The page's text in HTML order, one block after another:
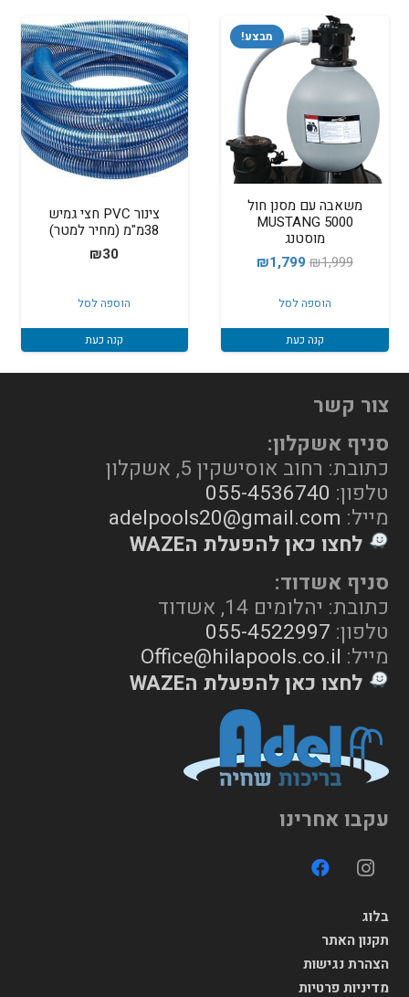
מבצע!
משאבה עם מסנן חול
5000 MUSTANG
מוסטנג
₪1,999
המחיר
היה:
₪1,999.
₪1,799
₪1,799.
הוספה לסל
קנה כעת
צינור PVC חצי גמיש
38מ"מ (מחיר למטר)
₪30
הוספה לסל
קנה כעת
צור קשר
סניף אשקלון:
כתובת: רחוב אוסישקין 5, אשקלון
טלפון: 055-4536740
מייל: adelpools20@gmail.com
לחצו כאן להפעלת הWAZE
סניף אשדוד:
כתובת: יהלומים 14, אשדוד
טלפון: 055-4522997
מייל: Office@hilapools.co.il
לחצו כאן להפעלת הWAZE
עקבו אחרינו
בלוג
תקנון האתר
הצהרת נגישות
מדיניות פרטיות